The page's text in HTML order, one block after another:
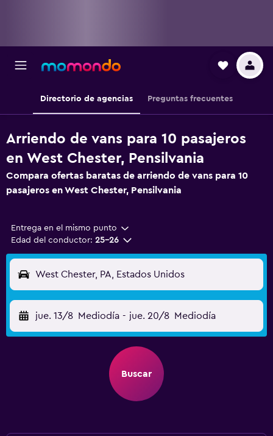
Directorio de agencias Preguntas frecuentes
Arriendo de vans para 10 pasajeros
en West Chester, Pensilvania
Compara ofertas baratas de arriendo de vans para 10
pasajeros en West Chester, Pensilvania
Entrega en el mismo punto
Edad del conductor: 25-26
West Chester, PA, Estados Unidos
jue. 13/8 Mediodía - jue. 20/8 Mediodía
Buscar